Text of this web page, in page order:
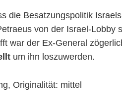
die Besatzungspolitik
von der Israel-Lobby
war der Ex-General
um ihn loszuwerden.
Originalität: mittel